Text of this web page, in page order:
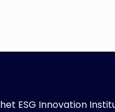
ESG Innovation